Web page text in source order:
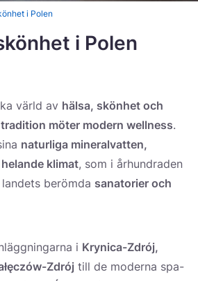
Svenska
i Polen
i Polen
värld av hälsa, skönhet och
tradition möter modern wellness.
naturliga mineralvatten,
klimat, som i århundraden
berömda sanatorier och
i Krynica-Zdrój,
Zdrój till de moderna spa-